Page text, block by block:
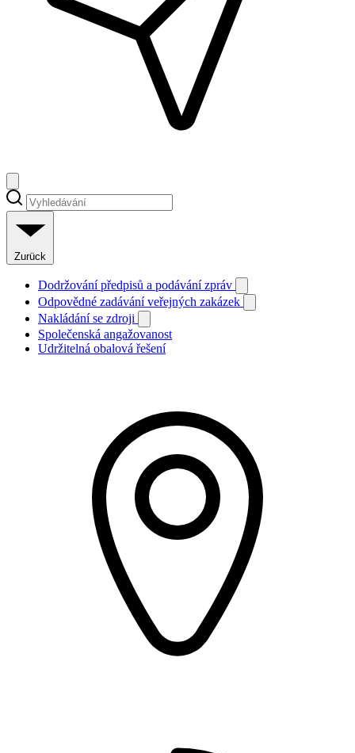
Zurück
Dodržování předpisů a podávání zpráv
Odpovědné zadávání veřejných zakázek
Nakládání se zdroji
Společenská angažovanost
Udržitelná obalová řešení